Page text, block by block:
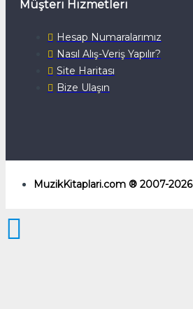
Müşteri Hizmetleri
Hesap Numaralarımız
Nasıl Alış-Veriş Yapılır?
Site Haritası
Bize Ulaşın
MuzikKitaplari.com ® 2007-2026